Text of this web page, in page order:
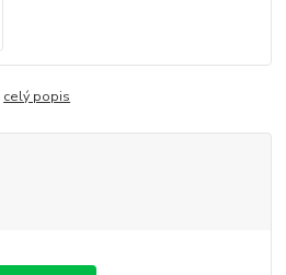
celý popis